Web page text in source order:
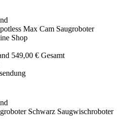
Max Cam Saugroboter
549,00 € Gesamt
Schwarz Saugwischroboter